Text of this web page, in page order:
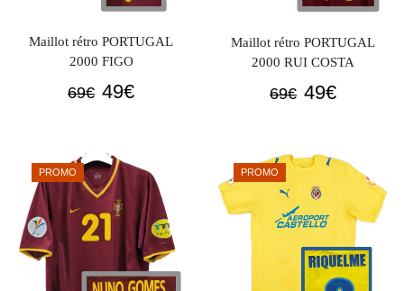
Maillot rétro PORTUGAL
2000 FIGO
69€ Le
était :
69€.
49€Le
49€.
Maillot rétro PORTUGAL
2000 RUI COSTA
69€ Le
était :
69€.
49€Le
est :
49€.
PROMO PROMO